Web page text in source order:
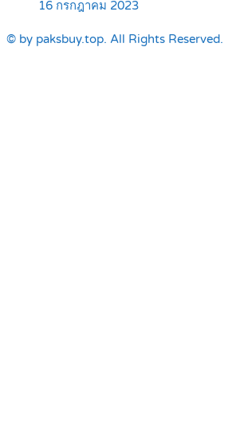
16 กรกฎาคม 2023
© by paksbuy.top. All Rights Reserved.